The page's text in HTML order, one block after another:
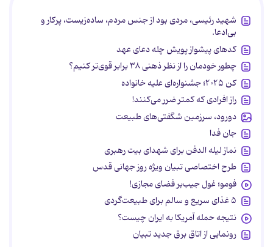
شهید رئیسی، مردی بود از جنس مردم، ساده‌زیست، پرکار و
بی‌ادعا.
کدهای پیشواز پویش چله دعای عهد
چطور خودمان را از نظر ذهنی ۳۸ برابر قوی‌تر کنیم؟
کن ۲۰۲۵؛ جشنواره‌ای علیه خانواده
راز افرادی که کمتر ضرر می‌کنند!
دورود، سرزمین شگفتی‌های طبیعت
جان فدا
نماز لیله الدفن برای شهدای بیت رهبری
طرح اختصاصی تبیان ویژه روز جهانی قدس
فومو؛ غول جیب‌بر فضای مجازی!
۵ غذای سریع و سالم برای طبیعت‌گردی
نتیجه حمله آمریکا به ایران چیست؟
رونمایی از اتاق برق جدید تبیان